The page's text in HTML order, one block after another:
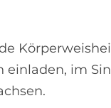
im